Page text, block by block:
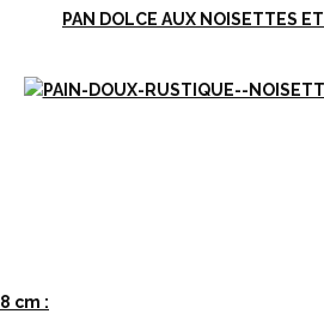
PAN DOLCE AUX NOISETTES
cm :